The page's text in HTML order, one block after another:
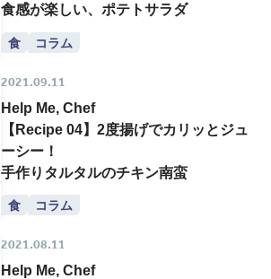
食感が楽しい、ポテトサラダ
食 コラム
2021.09.11
Help Me, Chef
【Recipe 04】2度揚げでカリッとジュ
ーシー！
手作りタルタルのチキン南蛮
食 コラム
2021.08.11
Help Me, Chef